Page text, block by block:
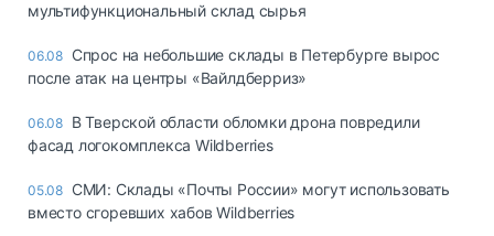
мультифункциональный склад сырья
06.08 Спрос на небольшие склады в Петербурге вырос
после атак на центры «Вайлдберриз»
06.08 В Тверской области обломки дрона повредили
фасад логокомплекса Wildberries
05.08 СМИ: Склады «Почты России» могут использовать
вместо сгоревших хабов Wildberries